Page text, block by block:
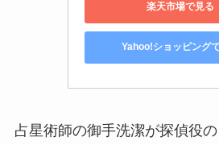
楽天市場で見る
Yahoo!ショッピング
占星術師の御手洗潔が探偵役